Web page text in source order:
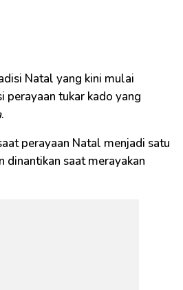
Natal yang kini mulai
perayaan tukar kado yang
.
perayaan Natal menjadi satu
dinantikan saat merayakan